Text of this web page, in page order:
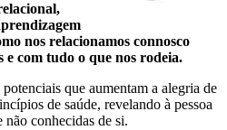
nos relacionamos connosco
e com tudo o que nos rodeia.
que aumentam a alegria de
de saúde, revelando à pessoa
não conhecidas de si.